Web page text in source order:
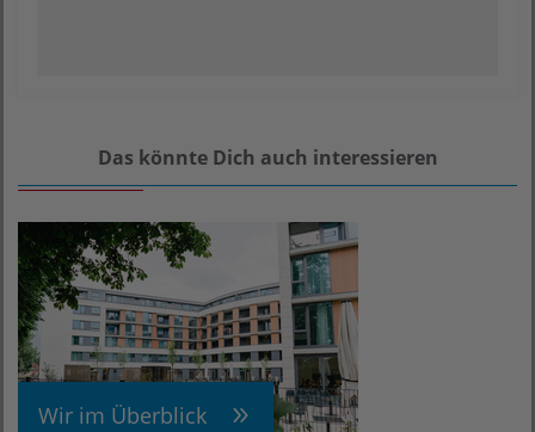
Das könnte Dich auch interessieren
Wir im Überblick